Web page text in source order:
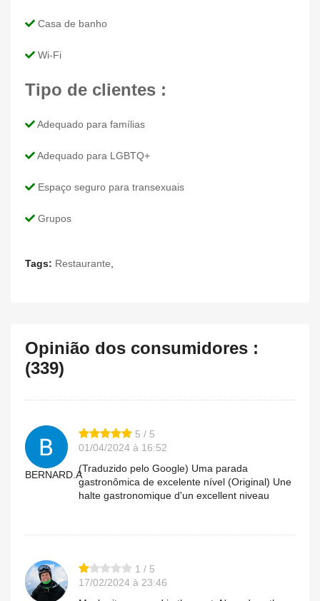
Casa de banho
Wi-Fi
Tipo de clientes :
Adequado para famílias
Adequado para LGBTQ+
Espaço seguro para transexuais
Grupos
Tags: Restaurante
Opinião dos consumidores :
(339)
BERNARD.A
5 / 5
01/04/2024 à 16:52
(Traduzido pelo Google) Uma parada
gastronômica de excelente nível (Original) Une
halte gastronomique d'un excellent niveau
1 / 5
17/02/2024 à 23:46